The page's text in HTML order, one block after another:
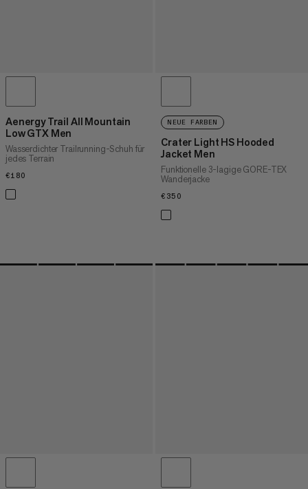
Aenergy Trail All Mountain
Low GTX Men
Wasserdichter Trailrunning-Schuh für
jedes Terrain
€180
NEUE FARBEN
Crater Light HS Hooded
Jacket Men
Funktionelle 3-lagige GORE-TEX
Wanderjacke
€350